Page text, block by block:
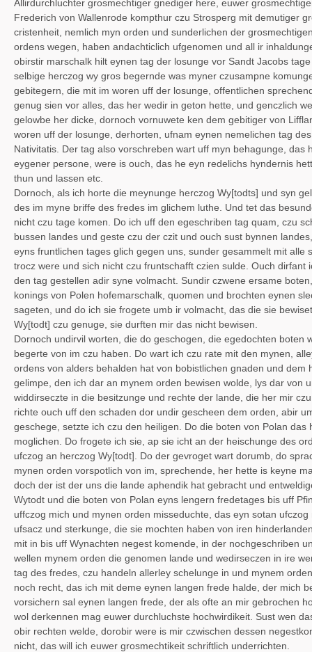
Allirdurchluchter grosmechtiger gnediger here, euwer
Frederich von Wallenrode kompthur czu Strosperg mit demutiger
cristenheit, nemlich myn orden und sunderlichen der
ordens wegen, haben andachticlich ufgenomen und all ir
obirstir marschalk hilt eynen tag der losunge vor Sandt Jacobs
selbige herczog wy gros begernde was myner czusampne
gebitegern, die mit im woren uff der losunge, offentlichen
genug sien vor alles, das her wedir in geton hette, und genczlich
gelowbe her dicke, dornoch vornuwete ken dem gebitiger von
woren uff der losunge, derhorten, ufnam eynen nemelichen tag
Nativitatis. Der tag also vorschreben wart uff myn behagunge,
eygener persone, were is ouch, das he eyn redelichs hyndernis
thun und lassen etc.
Dornoch, als ich horte die meynunge herczog Wy[todts] und syn
des im myne briffe des fredes im glichem luthe. Und tet das
nicht czu tage komen. Do ich uff den egeschriben tag quam, czu
bussen landes und geste czu der czit und ouch sust bynnen
eyns fruntlichen tages glich gegen uns, sunder gesammelt mit
trocz were und sich nicht czu fruntschafft czien sulde. Ouch
den tag gestellen adir syne volmacht. Sundir czwene ersame
konings von Polen hofemarschalk, quomen und brochten eynen
sageten, und do ich sie frogete umb ir volmacht, das die sie
Wy[todt] czu genuge, sie durften mir das nicht bewisen.
Dornoch undirvil worten, die do geschogen, die egedochten
begerte von im czu haben. Do wart ich czu rate mit den mynen,
ordens von alders behalden hat von bobistlichen gnaden und
gelimpe, den ich dar an mynem orden bewisen wolde, lys dar von
widdirseczte in die besitzunge und rechte der lande, die her mir
richte ouch uff den schaden dor undir gescheen dem orden, abir
geschege, setzte ich czu den heiligen. Do die boten von Polan
moglichen. Do frogete ich sie, ap sie icht an der heischunge des
ufczog an herczog Wy[todt]. Do der gevroget wart dorumb, do
mynen orden vorspotlich von im, sprechende, her hette is keyne
doch der ist der uns die lande aphendik hat gebracht und
Wytodt und die boten von Polan eyns lengern fredetages bis uff
uffczog mich und mynen orden misseduchte, das eyn sotan
ufsacz und sterkunge, die sie mochten haben von iren
mit in bis uff Wynachten negest komende, in der nochgeschriben
wellen mynem orden die genomen lande und wedirseczen in ire
tag des fredes, czu handeln allerley schelunge in und mynem
noch recht, das ich mit deme eynen langen frede halde, der mich
vorsichern sal eynen langen frede, der als ofte an mir gebrochen
wol derkennen mag euwer durchluchste hochwirdikeit. Sust wen
obir rechten welde, dorobir were is mir czwischen dessen
nicht, das will ich euwer grosmechtikeit schriftlich underrichten.